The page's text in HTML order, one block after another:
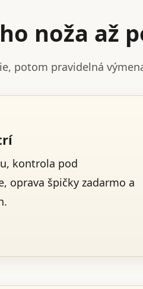
noža až
potom pravidelná
kontrola pod
oprava špičky zadarmo a